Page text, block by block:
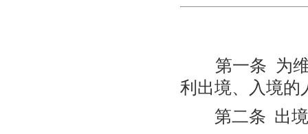
第一条 为维
利出境、入境的
第二条 出境